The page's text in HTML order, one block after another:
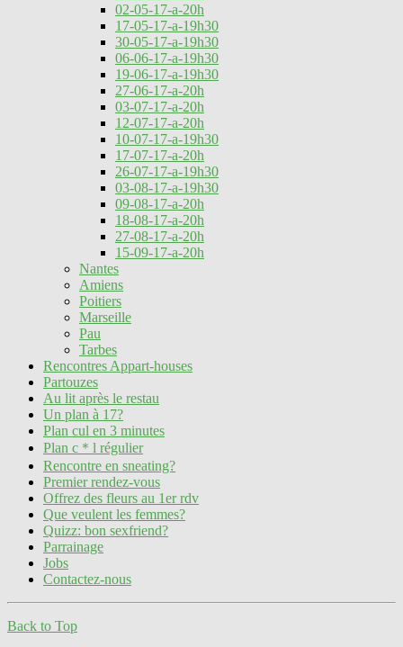
02-05-17-a-20h
17-05-17-a-19h30
30-05-17-a-19h30
06-06-17-a-19h30
19-06-17-a-19h30
27-06-17-a-20h
03-07-17-a-20h
12-07-17-a-20h
10-07-17-a-19h30
17-07-17-a-20h
26-07-17-a-19h30
03-08-17-a-19h30
09-08-17-a-20h
18-08-17-a-20h
27-08-17-a-20h
15-09-17-a-20h
Nantes
Amiens
Poitiers
Marseille
Pau
Tarbes
Rencontres Appart-houses
Partouzes
Au lit après le restau
Un plan à 17?
Plan cul en 3 minutes
Plan c＊l régulier
Rencontre en sneating?
Premier rendez-vous
Offrez des fleurs au 1er rdv
Que veulent les femmes?
Quizz: bon sexfriend?
Parrainage
Jobs
Contactez-nous
Back to Top